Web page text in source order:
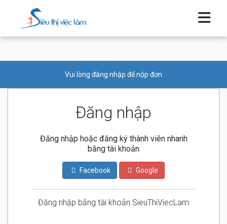
Vui lòng đăng nhập để nộp đơn
Đăng nhập
Đăng nhập hoặc đăng ký thành viên nhanh
bằng tài khoản
Facebook Google
Đăng nhập bằng tài khoản SieuThiViecLam